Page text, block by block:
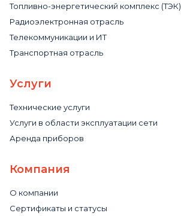
Топливно-энергетический комплекс (ТЭК)
Радиоэлектронная отрасль
Телекоммуникации и ИТ
Транспортная отрасль
Услуги
Технические услуги
Услуги в области эксплуатации сети
Аренда приборов
Компания
О компании
Сертификаты и статусы